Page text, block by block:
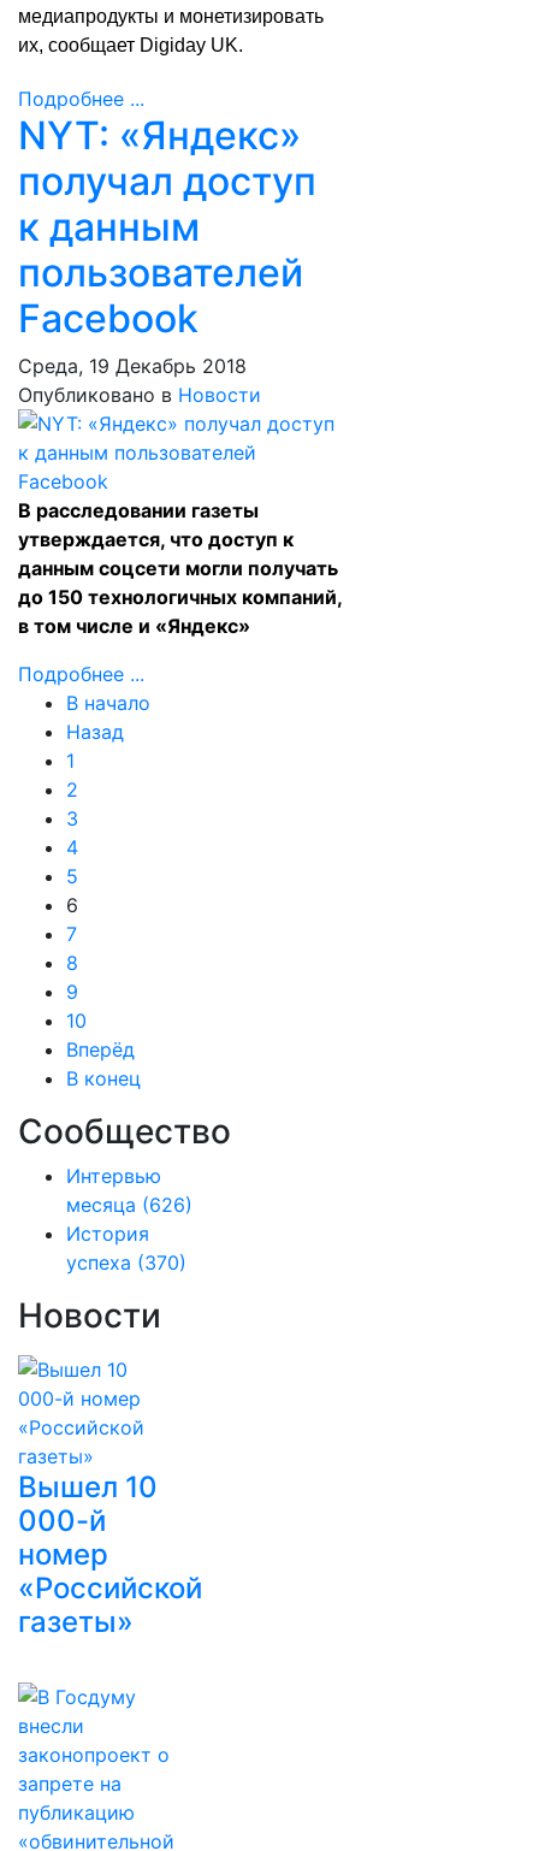
медиапродукты и монетизировать
их, сообщает Digiday UK.
Подробнее ...
NYT: «Яндекс»
получал доступ
к данным
пользователей
Facebook
Среда, 19 Декабрь 2018
Опубликовано в Новости
В расследовании газеты
утверждается, что доступ к
данным соцсети могли получать
до 150 технологичных компаний,
в том числе и «Яндекс»
Подробнее ...
В начало
Назад
1
2
3
4
5
6
7
8
9
10
Вперёд
В конец
Сообщество
Интервью
месяца (626)
История
успеха (370)
Новости
Вышел 10
000-й
номер
«Российской
газеты»